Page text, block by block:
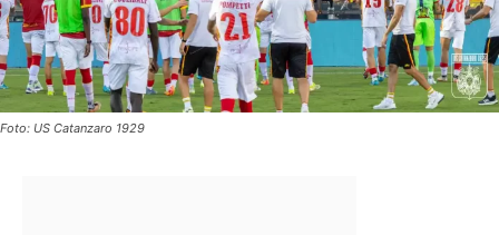
Foto: US Catanzaro 1929